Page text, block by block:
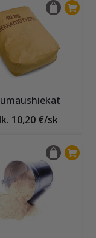
10,20 €/sk